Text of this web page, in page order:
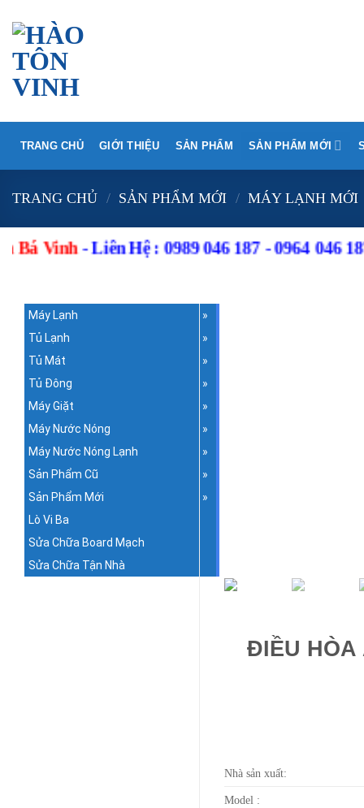
content
TRANG CHỦ GIỚI THIỆU SẢN PHẨM SẢN PHẨM MỚI
TRANG CHỦ / SẢN PHẨM MỚI / MÁY LẠNH MỚI
-Liên Hệ: 0989 046 187 - 0964 046 187 .
Máy Lạnh
Tủ Lạnh
Tủ Mát
Tủ Đông
Máy Giặt
Máy Nước Nóng
Máy Nước Nóng Lạnh
Sản Phẩm Cũ
Sản Phẩm Mới
Lò Vi Ba
Sửa Chữa Board Mạch
Sửa Chữa Tận Nhà
ĐIỀU HÒA
Nhà sản xuất:
Model :